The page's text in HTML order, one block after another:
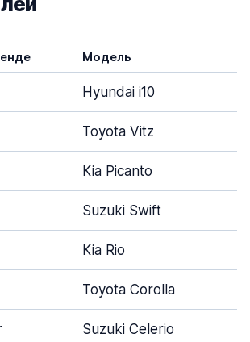
Модель
Hyundai i10
Toyota Vitz
Kia Picanto
Suzuki Swift
Kia Rio
Toyota Corolla
Suzuki Celerio